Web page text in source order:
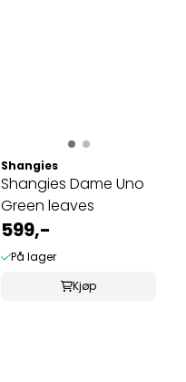
Shangies
Shangies Dame Uno
Green leaves
599,-
På lager
Kjøp